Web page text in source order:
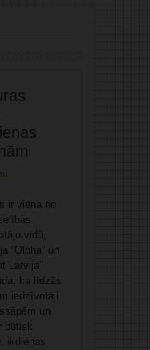
ir viena no
vidū,
“Olpha” un
Latvija”
ka līdzās
iedzīvotāji
un
būtiski
ikdienas